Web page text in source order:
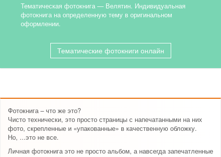
Тематическая фотокнига — Велятин. Индивидуальная
фотокнига на определенную тему в оригинальном
оформлении.
Тематические фотокниги онлайн
Фотокнига – что же это?
Чисто технически, это просто страницы с напечатанными на них
фото, скрепленные и «упакованные» в качественную обложку.
Но, ...это не все.
Личная фотокнига это не просто альбом, а навсегда запечатленные